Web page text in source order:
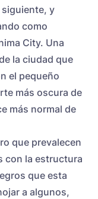
y
como
City. Una
la ciudad que
el pequeño
más oscura de
más normal de
que prevalecen
con la estructura
que esta
a algunos,